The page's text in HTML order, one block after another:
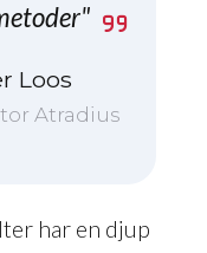
Loos
Atradius
har en djup